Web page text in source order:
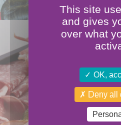
This site
and gives
over what
OK,
Deny all